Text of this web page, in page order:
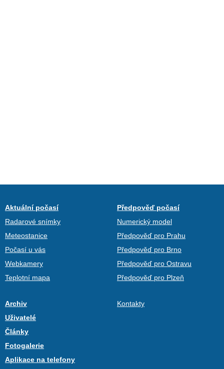
Aktuální počasí
Radarové snímky
Meteostanice
Počasí u vás
Webkamery
Teplotní mapa
Předpověď počasí
Numerický model
Předpověď pro Prahu
Předpověď pro Brno
Předpověď pro Ostravu
Předpověď pro Plzeň
Archiv
Uživatelé
Články
Fotogalerie
Aplikace na telefony
Kontakty